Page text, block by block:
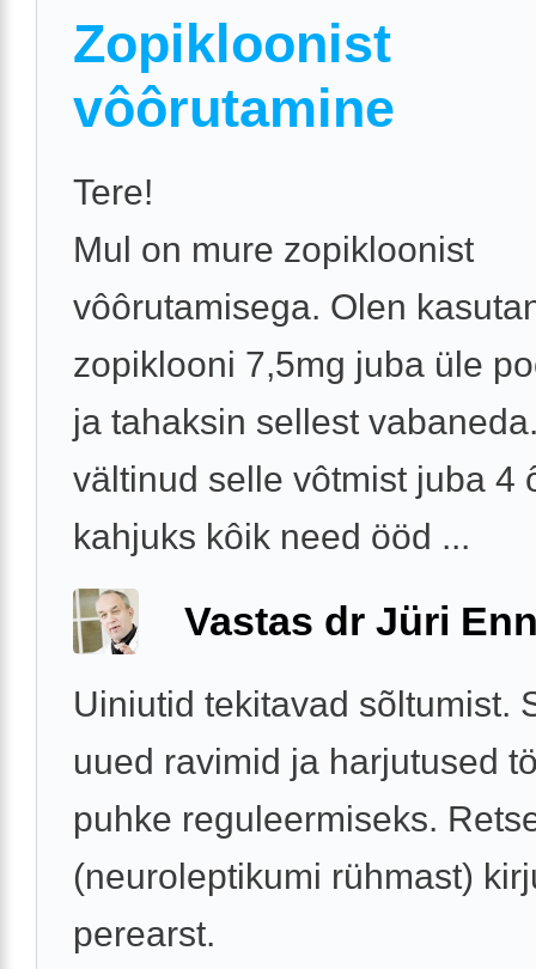
Zopikloonist
vôôrutamine
Tere!
Mul on mure zopikloonist
vôôrutamisega. Olen
zopiklooni 7,5mg juba üle
ja tahaksin sellest
vältinud selle vôtmist juba 4
kahjuks kôik need ööd ...
Vastas dr Jüri
Uiniutid tekitavad sõltumist.
uued ravimid ja harjutused
puhke reguleermiseks.
(neuroleptikumi rühmast)
perearst.